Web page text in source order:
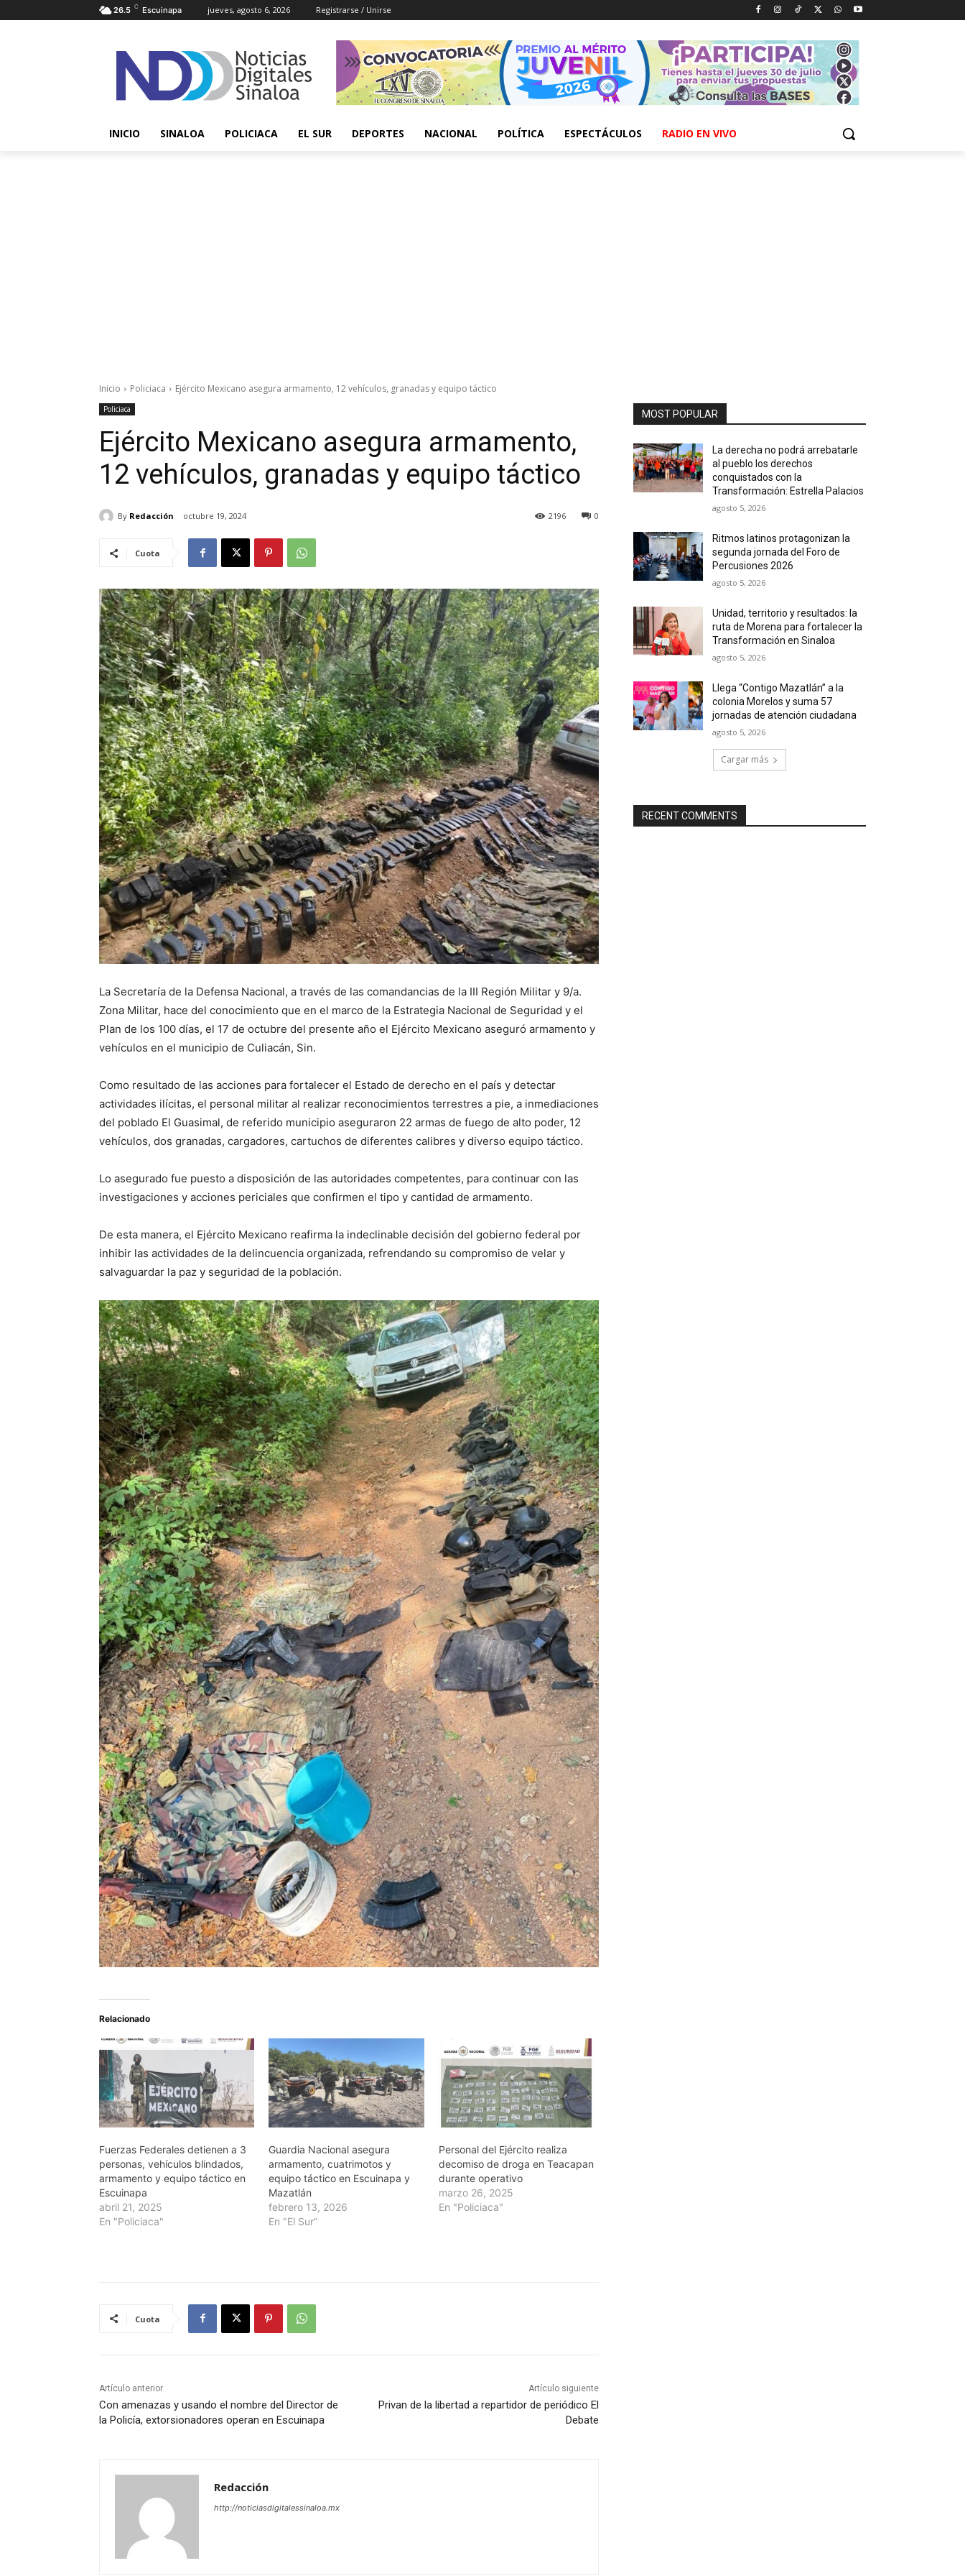
26.5 C Escuinapa jueves, agosto 6, 2026 Registrarse / Unirse
INICIO SINALOA POLICIACA EL SUR DEPORTES NACIONAL POLÍTICA ESPECTÁCULOS RADIO EN VIVO
Inicio Policiaca Ejército Mexicano asegura armamento, 12 vehículos, granadas y equipo táctico
Policiaca
Ejército Mexicano asegura armamento,
12 vehículos, granadas y equipo táctico
By Redacción octubre 19, 2024 0
2196
Cuota
La Secretaría de la Defensa Nacional, a través de las comandancias de la III Región Militar y 9/a.
Zona Militar, hace del conocimiento que en el marco de la Estrategia Nacional de Seguridad y el
Plan de los 100 días, el 17 de octubre del presente año el Ejército Mexicano aseguró armamento y
vehículos en el municipio de Culiacán, Sin.
Como resultado de las acciones para fortalecer el Estado de derecho en el país y detectar
actividades ilícitas, el personal militar al realizar reconocimientos terrestres a pie, a inmediaciones
del poblado El Guasimal, de referido municipio aseguraron 22 armas de fuego de alto poder, 12
vehículos, dos granadas, cargadores, cartuchos de diferentes calibres y diverso equipo táctico.
Lo asegurado fue puesto a disposición de las autoridades competentes, para continuar con las
investigaciones y acciones periciales que confirmen el tipo y cantidad de armamento.
De esta manera, el Ejército Mexicano reafirma la indeclinable decisión del gobierno federal por
inhibir las actividades de la delincuencia organizada, refrendando su compromiso de velar y
salvaguardar la paz y seguridad de la población.
Relacionado
Fuerzas Federales detienen a 3
personas, vehículos blindados,
armamento y equipo táctico en
Escuinapa
abril 21, 2025
En "Policiaca"
Guardia Nacional asegura
armamento, cuatrimotos y
equipo táctico en Escuinapa y
Mazatlán
febrero 13, 2026
En "El Sur"
Personal del Ejército realiza
decomiso de droga en Teacapan
durante operativo
marzo 26, 2025
En "Policiaca"
Cuota
Artículo anterior
Con amenazas y usando el nombre del Director de
la Policía, extorsionadores operan en Escuinapa
Artículo siguiente
Privan de la libertad a repartidor de periódico El
Debate
Redacción
http://noticiasdigitalessinaloa.mx
MOST POPULAR
La derecha no podrá arrebatarle
al pueblo los derechos
conquistados con la
Transformación: Estrella Palacios
agosto 5, 2026
Ritmos latinos protagonizan la
segunda jornada del Foro de
Percusiones 2026
agosto 5, 2026
Unidad, territorio y resultados: la
ruta de Morena para fortalecer la
Transformación en Sinaloa
agosto 5, 2026
Llega “Contigo Mazatlán” a la
colonia Morelos y suma 57
jornadas de atención ciudadana
agosto 5, 2026
Cargar más
RECENT COMMENTS